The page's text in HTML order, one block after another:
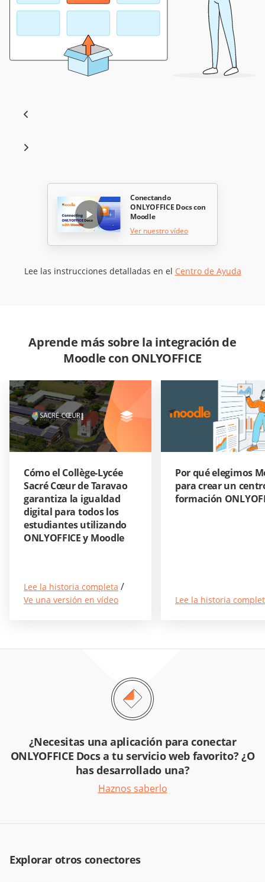
Conectando
ONLYOFFICE Docs con
Moodle
Ver nuestro vídeo
Lee las instrucciones detalladas en el Centro de Ayuda
Aprende más sobre la integración de
Moodle con ONLYOFFICE
Cómo el Collège-Lycée
Sacré Cœur de Taravao
garantiza la igualdad
digital para todos los
estudiantes utilizando
ONLYOFFICE y Moodle
Lee la historia completa /
Ve una versión en vídeo
Por qué elegimos
para crear un
formación
Lee la historia
¿Necesitas una aplicación para conectar
ONLYOFFICE Docs a tu servicio web favorito? ¿O
has desarrollado una?
Haznos saberlo
Explorar otros conectores